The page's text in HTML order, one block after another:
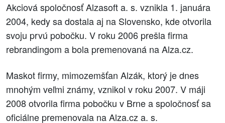
Akciová spoločnosť Alzasoft a. s. vznikla 1. januára
2004, kedy sa dostala aj na Slovensko, kde otvorila
svoju prvú pobočku. V roku 2006 prešla firma
rebrandingom a bola premenovaná na Alza.cz.
Maskot firmy, mimozemšťan Alzák, ktorý je dnes
mnohým veľmi známy, vznikol v roku 2007. V máji
2008 otvorila firma pobočku v Brne a spoločnosť sa
oficiálne premenovala na Alza.cz a. s.